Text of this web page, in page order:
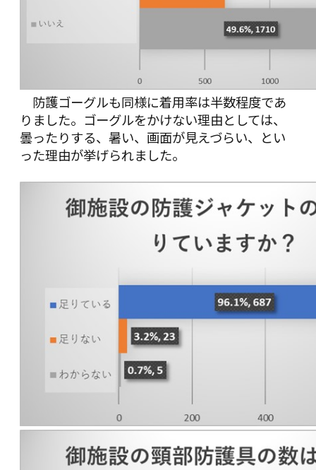
防護ゴーグルも同様に着用率は半数程度であ
りました。ゴーグルをかけない理由としては、
曇ったりする、暑い、画面が見えづらい、とい
った理由が挙げられました。